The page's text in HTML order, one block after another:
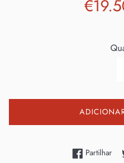
Partilhar